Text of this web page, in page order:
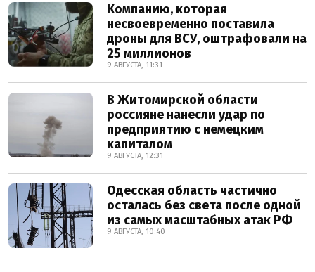
Компанию, которая
несвоевременно поставила
дроны для ВСУ, оштрафовали на
25 миллионов
9 АВГУСТА, 11:31
В Житомирской области
россияне нанесли удар по
предприятию с немецким
капиталом
9 АВГУСТА, 12:31
Одесская область частично
осталась без света после одной
из самых масштабных атак РФ
9 АВГУСТА, 10:40